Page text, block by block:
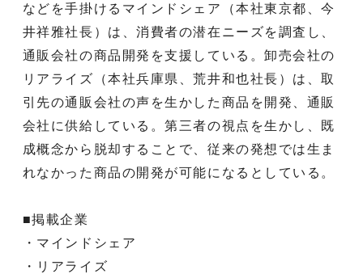
などを手掛けるマインドシェア（本社東京都、今
井祥雅社長）は、消費者の潜在ニーズを調査し、
通販会社の商品開発を支援している。卸売会社の
リアライズ（本社兵庫県、荒井和也社長）は、取
引先の通販会社の声を生かした商品を開発、通販
会社に供給している。第三者の視点を生かし、既
成概念から脱却することで、従来の発想では生ま
れなかった商品の開発が可能になるとしている。
■掲載企業
・マインドシェア
・リアライズ